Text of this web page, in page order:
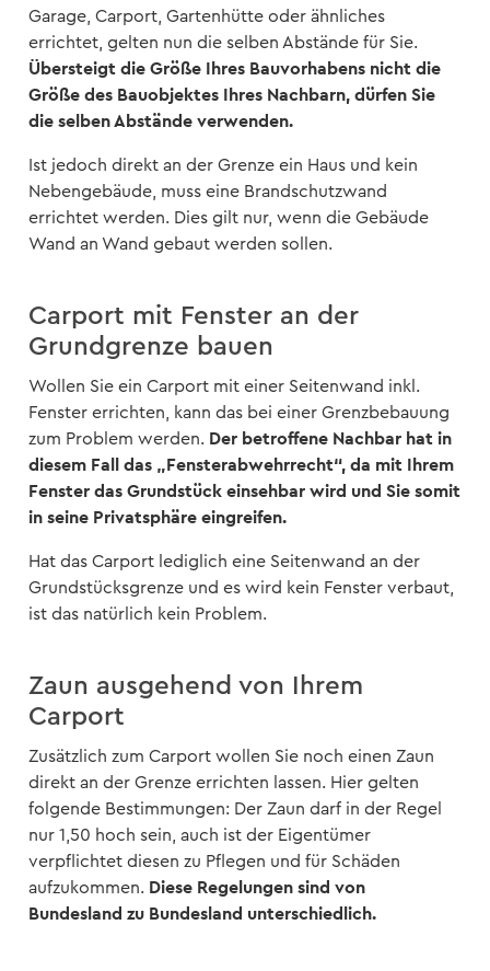
Garage, Carport, Gartenhütte oder ähnliches
errichtet, gelten nun die selben Abstände für Sie.
Übersteigt die Größe Ihres Bauvorhabens nicht die
Größe des Bauobjektes Ihres Nachbarn, dürfen Sie
die selben Abstände verwenden.
Ist jedoch direkt an der Grenze ein Haus und kein
Nebengebäude, muss eine Brandschutzwand
errichtet werden. Dies gilt nur, wenn die Gebäude
Wand an Wand gebaut werden sollen.
Carport mit Fenster an der
Grundgrenze bauen
Wollen Sie ein Carport mit einer Seitenwand inkl.
Fenster errichten, kann das bei einer Grenzbebauung
zum Problem werden. Der betroffene Nachbar hat in
diesem Fall das „Fensterabwehrrecht“, da mit Ihrem
Fenster das Grundstück einsehbar wird und Sie somit
in seine Privatsphäre eingreifen.
Hat das Carport lediglich eine Seitenwand an der
Grundstücksgrenze und es wird kein Fenster verbaut,
ist das natürlich kein Problem.
Zaun ausgehend von Ihrem
Carport
Zusätzlich zum Carport wollen Sie noch einen Zaun
direkt an der Grenze errichten lassen. Hier gelten
folgende Bestimmungen: Der Zaun darf in der Regel
nur 1,50 hoch sein, auch ist der Eigentümer
verpflichtet diesen zu Pflegen und für Schäden
aufzukommen. Diese Regelungen sind von
Bundesland zu Bundesland unterschiedlich.